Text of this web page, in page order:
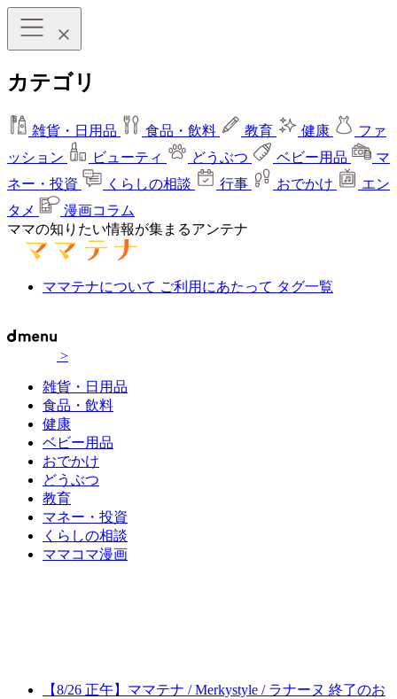
カテゴリ
雑貨・日用品 食品・飲料 教育 健康
ファ
ッション
ビューティ どうぶつ ベビー用品
マ
ネー・投資
くらしの相談 行事 おでかけ
エン
タメ
漫画コラム
ママの知りたい情報が集まるアンテナ
ママテナについて ご利用にあたって タグ一覧
>
雑貨・日用品
食品・飲料
健康
ベビー用品
おでかけ
どうぶつ
教育
マネー・投資
くらしの相談
ママコマ漫画
【8/26 正午】ママテナ / Merkystyle / ラナーヌ 終了のお